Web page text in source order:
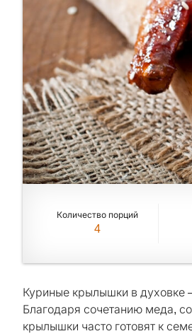
Количество порций
4
Куриные крылышки в духовке
Благодаря сочетанию меда,
крылышки часто готовят к